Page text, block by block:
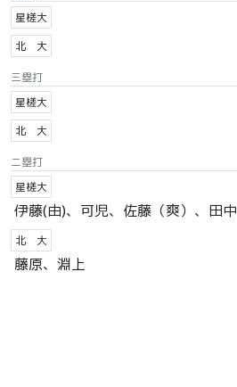
星槎大
北 大
三塁打
星槎大
北 大
二塁打
星槎大
伊藤(由)、可児、佐藤（爽）、田中
北 大
藤原、淵上